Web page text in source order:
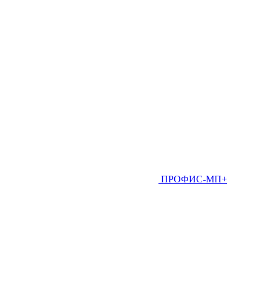
ПРОФИС-МП+